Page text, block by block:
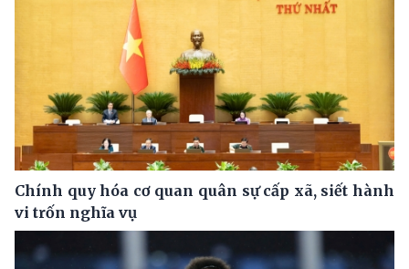
Chính quy hóa cơ quan quân sự cấp xã, siết hành
vi trốn nghĩa vụ